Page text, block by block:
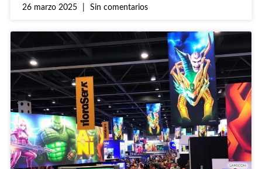
26 marzo 2025 Sin comentarios